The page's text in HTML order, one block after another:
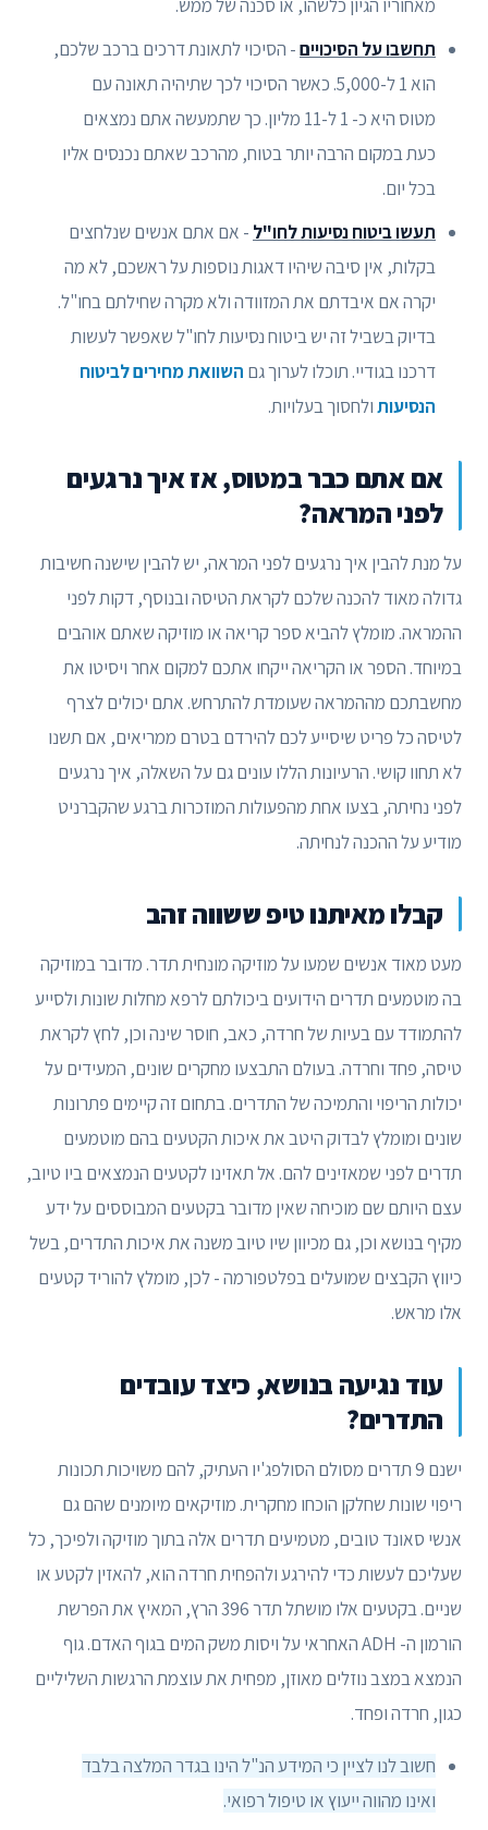
מאחוריו הגיון כלשהו, או סכנה של ממש.
תחשבו על הסיכויים- הסיכוי לתאונת דרכים ברכב שלכם,
הוא 1 ל-5,000. כאשר הסיכוי לכך שתיהיה תאונה עם
מטוס היא כ- 1 ל-11 מליון. כך שתמעשה אתם נמצאים
כעת במקום הרבה יותר בטוח, מהרכב שאתם נכנסים אליו
בכל יום.
תעשו ביטוח נסיעות לחו"ל - אם אתם אנשים שנלחצים
בקלות, אין סיבה שיהיו דאגות נוספות על ראשכם, לא מה
יקרה אם איבדתם את המזוודה ולא מקרה שחילתם בחו"ל.
בדיוק בשביל זה יש ביטוח נסיעות לחו"ל שאפשר לעשות
דרכנו בגודיי. תוכלו לערוך גם השוואת מחירים לביטוח
הנסיעותולחסוך בעלויות.
אם אתם כבר במטוס, אז איך נרגעים
לפני המראה?
על מנת להבין איך נרגעים לפני המראה, יש להבין שישנה חשיבות
גדולה מאוד להכנה שלכם לקראת הטיסה ובנוסף, דקות לפני
ההמראה. מומלץ להביא ספר קריאה או מוזיקה שאתם אוהבים
במיוחד. הספר או הקריאה ייקחו אתכם למקום אחר ויסיטו את
מחשבתכם מההמראה שעומדת להתרחש. אתם יכולים לצרף
לטיסה כל פריט שיסייע לכם להירדם בטרם ממריאים, אם תשנו
לא תחוו קושי. הרעיונות הללו עונים גם על השאלה, איך נרגעים
לפני נחיתה, בצעו אחת מהפעולות המוזכרות ברגע שהקברניט
מודיע על ההכנה לנחיתה.
קבלו מאיתנו טיפ ששווה זהב
מעט מאוד אנשים שמעו על מוזיקה מונחית תדר. מדובר במוזיקה
בה מוטמעים תדרים הידועים ביכולתם לרפא מחלות שונות ולסייע
להתמודד עם בעיות של חרדה, כאב, חוסר שינה וכן, לחץ לקראת
טיסה, פחד וחרדה. בעולם התבצעו מחקרים שונים, המעידים על
יכולות הריפוי והתמיכה של התדרים. בתחום זה קיימים פתרונות
שונים ומומלץ לבדוק היטב את איכות הקטעים בהם מוטמעים
תדרים לפני שמאזינים להם. אל תאזינו לקטעים הנמצאים ביו טיוב,
עצם היותם שם מוכיחה שאין מדובר בקטעים המבוססים על ידע
מקיף בנושא וכן, גם מכיוון שיו טיוב משנה את איכות התדרים, בשל
כיווץ הקבצים שמועלים בפלטפורמה - לכן, מומלץ להוריד קטעים
אלו מראש.
עוד נגיעה בנושא, כיצד עובדים
התדרים?
ישנם 9 תדרים מסולם הסולפג'יו העתיק, להם משויכות תכונות
ריפוי שונות שחלקן הוכחו מחקרית. מוזיקאים מיומנים שהם גם
אנשי סאונד טובים, מטמיעים תדרים אלה בתוך מוזיקה ולפיכך, כל
שעליכם לעשות כדי להירגע ולהפחית חרדה הוא, להאזין לקטע או
שניים. בקטעים אלו מושתל תדר 396 הרץ, המאיץ את הפרשת
הורמון ה- ADH האחראי על ויסות משק המים בגוף האדם. גוף
הנמצא במצב נוזלים מאוזן, מפחית את עוצמת הרגשות השליליים
כגון, חרדה ופחד.
חשוב לנו לציין כי המידע הנ"ל הינו בגדר המלצה בלבד
ואינו מהווה ייעוץ או טיפול רפואי.